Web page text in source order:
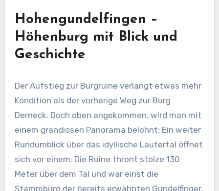
Hohengundelfingen –
Höhenburg mit Blick und
Geschichte
Der Aufstieg zur Burgruine verlangt etwas mehr
Kondition als der vorherige Weg zur Burg
Derneck. Doch oben angekommen, wird man mit
einem grandiosen Panorama belohnt: Ein weiter
Rundumblick über das idyllische Lautertal öffnet
sich vor einem. Die Ruine thront stolze 130
Meter über dem Tal und war einst die
Stammburg der bereits erwähnten Gundelfinger,